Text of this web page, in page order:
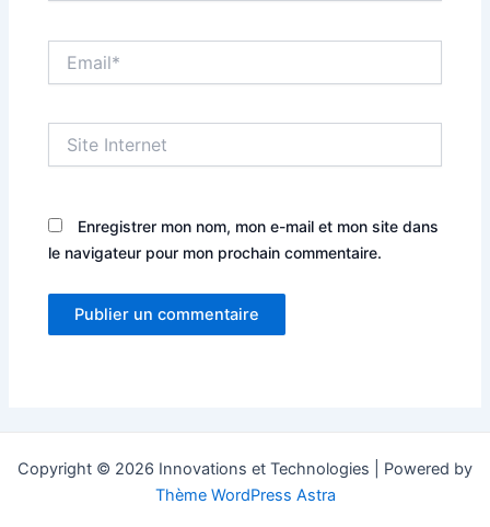
Internet
Enregistrer mon nom, mon e-mail et mon site dans
le navigateur pour mon prochain commentaire.
Copyright © 2026 Innovations et Technologies | Powered by
Thème WordPress Astra